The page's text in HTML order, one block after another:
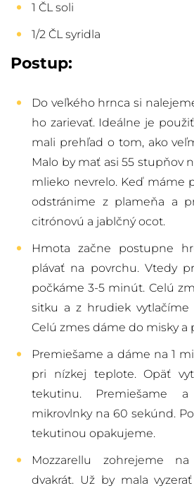
1 ČL soli
1/2 ČL syridla
Postup:
Do veľkého hrnca si
ho zarievať. Ideálne je
mali prehľad o tom, ako
Malo by mať asi 55 stupňov
mlieko nevrelo. Keď máme
odstránime z plameňa a
citrónovú a jablčný ocot.
Hmota začne postupne
plávať na povrchu. Vtedy
počkáme 3-5 minút. Celú
sitku a z hrudiek vytlačíme
Celú zmes dáme do misky a
Premiešame a dáme na 1
pri nízkej teplote. Opäť
tekutinu. Premiešame
mikrovlnky na 60 sekúnd.
tekutinou opakujeme.
Mozzarellu zohrejeme
dvakrát. Už by mala